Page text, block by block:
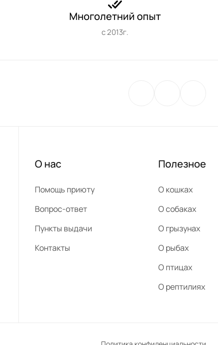
Многолетний опыт
с 2013г.
О нас
Помощь приюту
Вопрос-ответ
Пункты выдачи
Контакты
Полезное
О кошках
О собаках
О грызунах
О рыбах
О птицах
О рептилиях